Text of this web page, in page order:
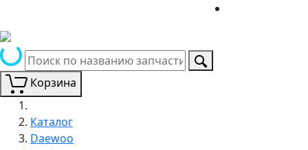
Корзина
Каталог
Daewoo